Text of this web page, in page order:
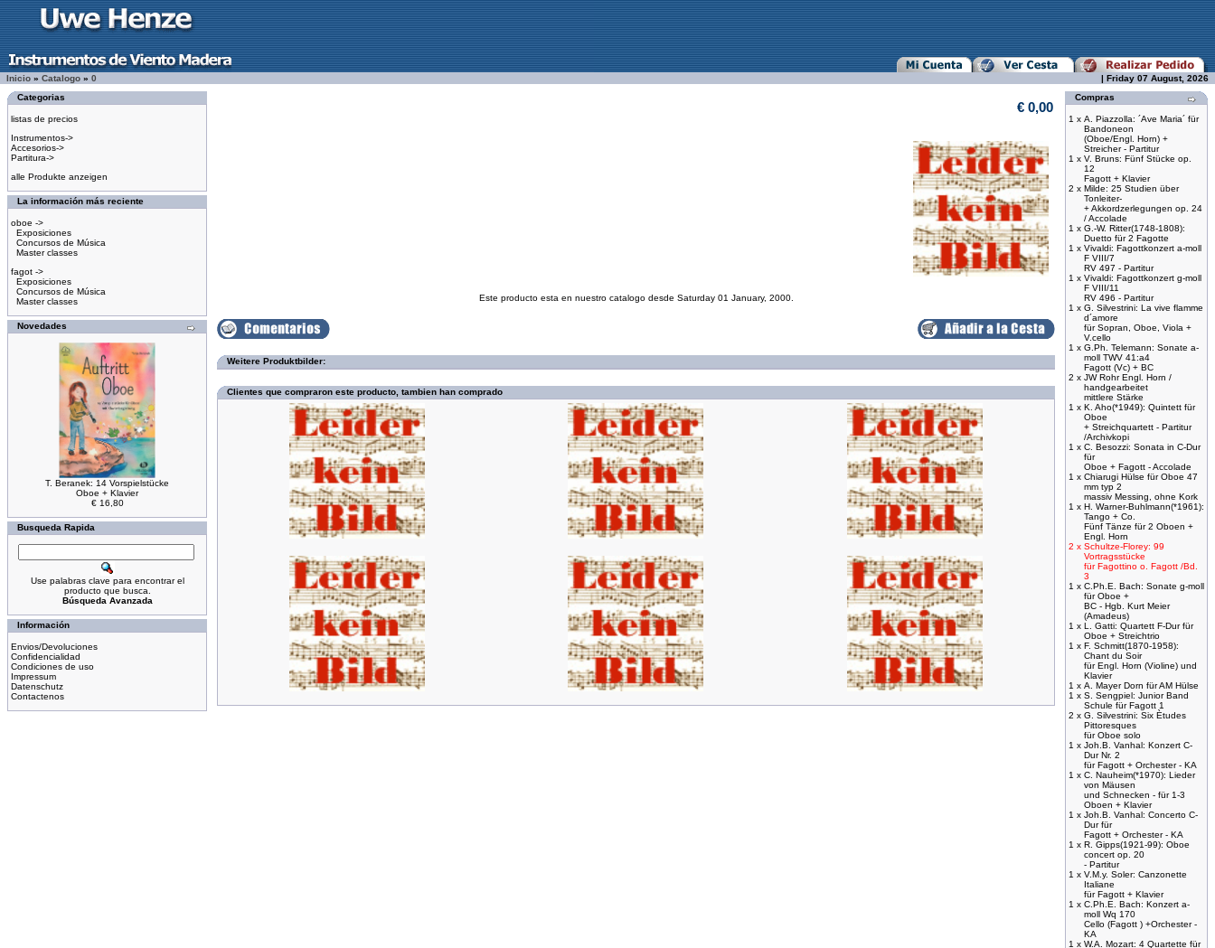
Inicio » Catalogo » 0
| Friday 07 August, 2026
Categorias
listas de precios
Instrumentos->
Accesorios->
Partitura->
alle Produkte anzeigen
La información más reciente
oboe ->
Exposiciones
Concursos de Música
Master classes
fagot ->
Exposiciones
Concursos de Música
Master classes
Novedades
T. Beranek: 14 Vorspielstücke
Oboe + Klavier
€ 16,80
Busqueda Rapida
Use palabras clave para encontrar el
producto que busca.
Búsqueda Avanzada
Información
Envios/Devoluciones
Confidencialidad
Condiciones de uso
Impressum
Datenschutz
Contactenos
€ 0,00
Este producto esta en nuestro catalogo desde Saturday 01 January, 2000.
Weitere Produktbilder:
Clientes que compraron este producto, tambien han comprado
Compras
1 x A. Piazzolla: ´Ave Maria´ für
Bandoneon
(Oboe/Engl. Horn) +
Streicher - Partitur
1 x V. Bruns: Fünf Stücke op.
12
Fagott + Klavier
2 x Milde: 25 Studien über
Tonleiter-
+ Akkordzerlegungen op. 24
/ Accolade
1 x G.-W. Ritter(1748-1808):
Duetto für 2 Fagotte
1 x Vivaldi: Fagottkonzert a-moll
F VIII/7
RV 497 - Partitur
1 x Vivaldi: Fagottkonzert g-moll
F VIII/11
RV 496 - Partitur
1 x G. Silvestrini: La vive flamme
d´amore
für Sopran, Oboe, Viola +
V.cello
1 x G.Ph. Telemann: Sonate a-
moll TWV 41:a4
Fagott (Vc) + BC
2 x JW Rohr Engl. Horn /
handgearbeitet
mittlere Stärke
1 x K. Aho(*1949): Quintett für
Oboe
+ Streichquartett - Partitur
/Archivkopi
1 x C. Besozzi: Sonata in C-Dur
für
Oboe + Fagott - Accolade
1 x Chiarugi Hülse für Oboe 47
mm typ 2
massiv Messing, ohne Kork
1 x H. Warner-Buhlmann(*1961):
Tango + Co.
Fünf Tänze für 2 Oboen +
Engl. Horn
2 x Schultze-Florey: 99
Vortragsstücke
für Fagottino o. Fagott /Bd.
3
1 x C.Ph.E. Bach: Sonate g-moll
für Oboe +
BC - Hgb. Kurt Meier
(Amadeus)
1 x L. Gatti: Quartett F-Dur für
Oboe + Streichtrio
1 x F. Schmitt(1870-1958):
Chant du Soir
für Engl. Horn (Violine) und
Klavier
1 x A. Mayer Dorn für AM Hülse
1 x S. Sengpiel: Junior Band
Schule für Fagott 1
2 x G. Silvestrini: Six Ètudes
Pittoresques
für Oboe solo
1 x Joh.B. Vanhal: Konzert C-
Dur Nr. 2
für Fagott + Orchester - KA
1 x C. Nauheim(*1970): Lieder
von Mäusen
und Schnecken - für 1-3
Oboen + Klavier
1 x Joh.B. Vanhal: Concerto C-
Dur für
Fagott + Orchester - KA
1 x R. Gipps(1921-99): Oboe
concert op. 20
- Partitur
1 x V.M.y. Soler: Canzonette
Italiane
für Fagott + Klavier
1 x C.Ph.E. Bach: Konzert a-
moll Wq 170
Cello (Fagott ) +Orchester -
KA
1 x W.A. Mozart: 4 Quartette für